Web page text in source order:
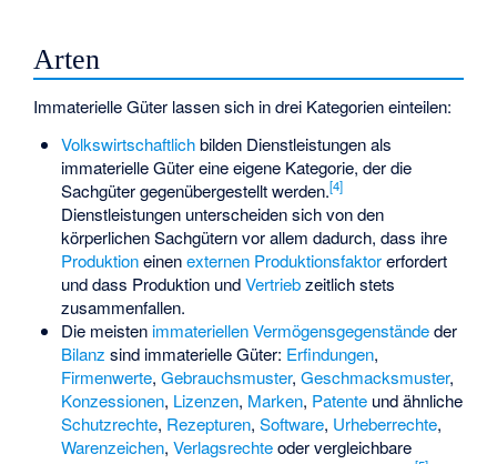
Arten
Immaterielle Güter lassen sich in drei Kategorien einteilen:
Volkswirtschaftlichbilden Dienstleistungen als
immaterielle Güter eine eigene Kategorie, der die
Sachgüter gegenübergestellt werden.[4]
Dienstleistungen unterscheiden sich von den
körperlichen Sachgütern vor allem dadurch, dass ihre
Produktioneinenexternen Produktionsfaktorerfordert
und dass Produktion undVertriebzeitlich stets
zusammenfallen.
Die meisten immateriellen Vermögensgegenständeder
Bilanz sind immaterielle Güter: Erfindungen,
Firmenwerte, Gebrauchsmuster, Geschmacksmuster,
Konzessionen, Lizenzen, Marken, Patenteund ähnliche
Schutzrechte, Rezepturen, Software, Urheberrechte,
Warenzeichen, Verlagsrechteoder vergleichbare